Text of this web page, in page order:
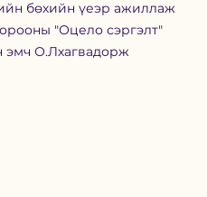
бөхийн үеэр ажиллаж
"Оцело сэргэлт"
эмч О.Лхагвадорж